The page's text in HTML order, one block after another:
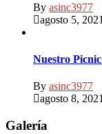
By asinc3977
agosto 5, 2021
Nuestro
By asinc3977
agosto 8, 2021
Galería